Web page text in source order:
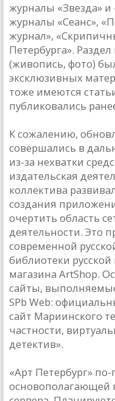
журналы «Звезда» и
журналы «Сеанс»,
журнал»,
Петербурга».
(живопись, фото)
эксклюзивных
тоже имеются
публиковались
К сожалению,
совершались в
из-за нехватки
издательская
коллектива
создания
очертить область
деятельности. Это
современной
библиотеки русской
магазина ArtShop.
сайты,
SPb Web:
сайт Мариинского
частности,
детектив».
«Арт Петербург»
основополагающей